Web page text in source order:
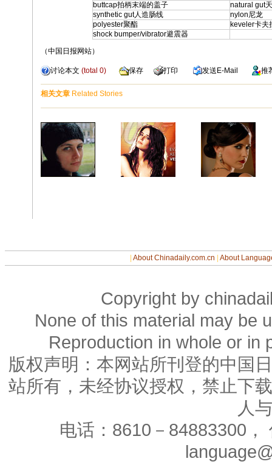
buttcap拍柄末端的盖子
natural gut
synthetic gut人造肠线
nylon尼龙
polyester聚酯
keveler卡夫
shock bumper/vibrator避震器
（中国日报网站）
讨论本文 (total 0) 保存 打印 发送 E-Mail 推
相关文章 Related Stories
About Chinadaily.com.cn About
Copyright by
None of this material may be
Reproduction in whole or in
版权声明：本网站所刊登的中国
站所有，未经协议授权，禁止下
人
电话：8610－84883300